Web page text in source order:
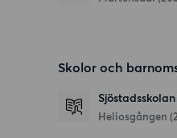
Skolor och
Heliosgången